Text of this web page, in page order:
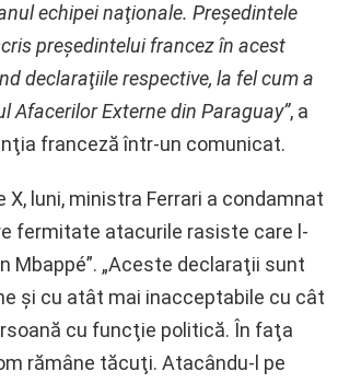
echipei naţionale. Preşedintele
preşedintelui francez în acest
declaraţiile respective, la fel cum a
Afacerilor Externe din Paraguay”, a
franceză într-un comunicat.
X, luni, ministra Ferrari a condamnat
fermitate atacurile rasiste care l-
Mbappé”. „Aceste declaraţii sunt
şi cu atât mai inacceptabile cu cât
cu funcţie politică. În faţa
rămâne tăcuţi. Atacându-l pe